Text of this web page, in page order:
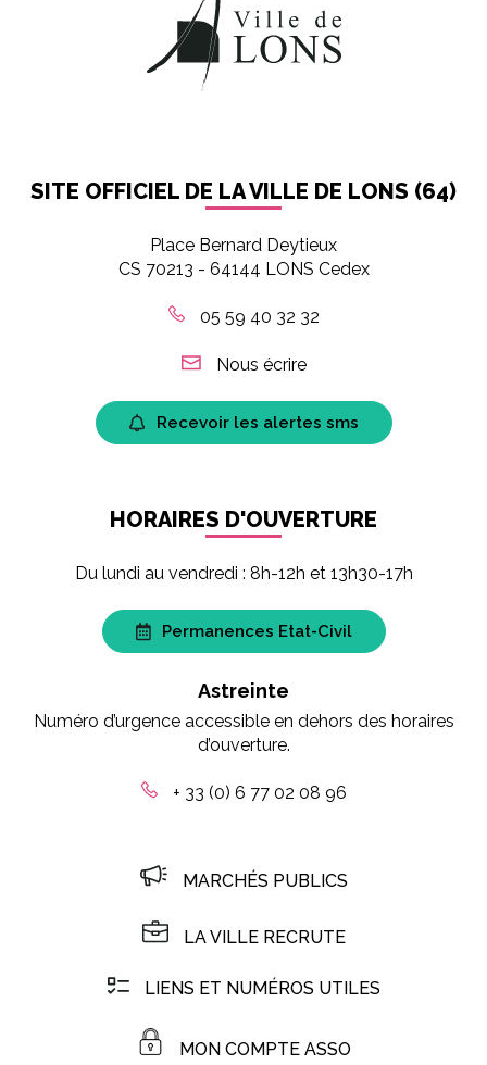
SITE OFFICIEL DE LA VILLE DE LONS (64)
Place Bernard Deytieux
CS 70213 - 64144 LONS Cedex
05 59 40 32 32
Nous écrire
Recevoir les alertes sms
HORAIRES D'OUVERTURE
Du lundi au vendredi : 8h-12h et 13h30-17h
Permanences Etat-Civil
Astreinte
Numéro d’urgence accessible en dehors des horaires
d’ouverture.
+ 33 (0) 6 77 02 08 96
MARCHÉS PUBLICS
LA VILLE RECRUTE
LIENS ET NUMÉROS UTILES
MON COMPTE ASSO